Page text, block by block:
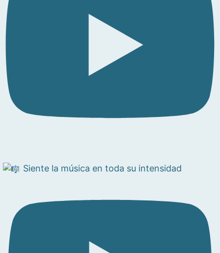
Siente la música en toda su intensidad